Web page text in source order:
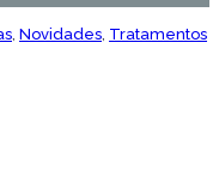
Novidades Tratamentos